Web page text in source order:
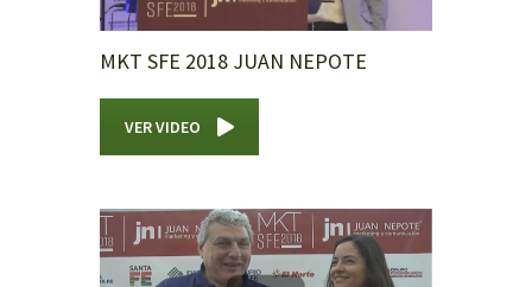
MKT SFE 2018 JUAN NEPOTE
VER VIDEO